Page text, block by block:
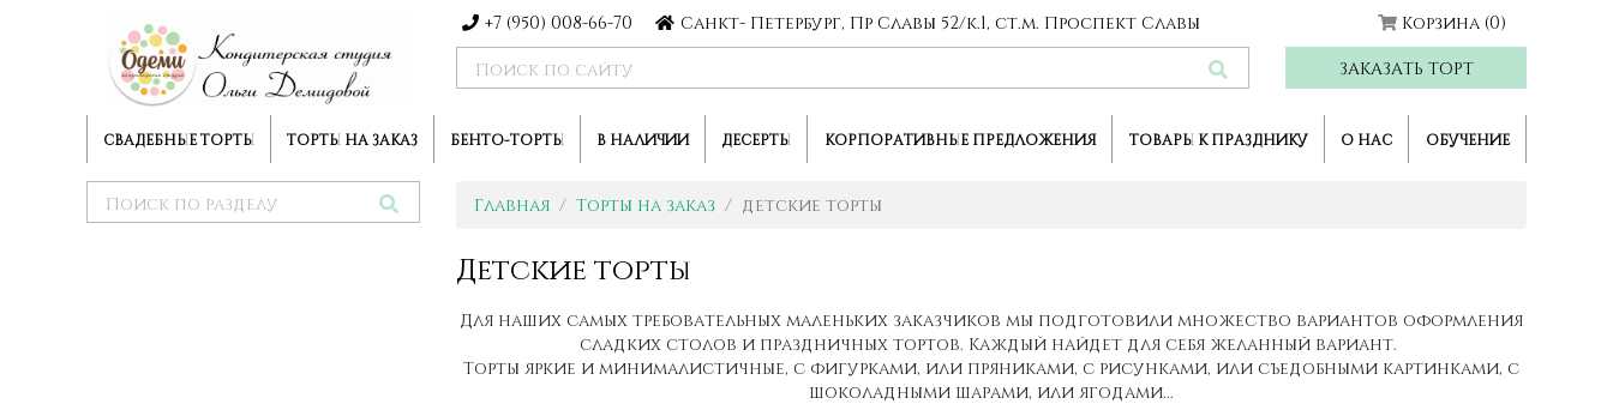
+7 (950) 008-66-70 Санкт- Петербург, Пр Славы 52/к.1, ст.м. Проспект Славы Корзина (0)
ЗАКАЗАТЬ ТОРТ
СВАДЕБНЫЕ ТОРТЫ ТОРТЫ НА ЗАКАЗ БЕНТО-ТОРТЫ В НАЛИЧИИ ДЕСЕРТЫ КОРПОРАТИВНЫЕ ПРЕДЛОЖЕНИЯ ТОВАРЫ К ПРАЗДНИКУ О НАС ОБУЧЕНИЕ
Главная Торты на заказ детские торты
Детские торты
Для наших самых требовательных маленьких заказчиков мы подготовили множество вариантов оформления
сладких столов и праздничных тортов. Каждый найдет для себя желанный вариант.
Торты яркие и минималистичные, с фигурками, или пряниками, с рисунками, или съедобными картинками, с
шоколадными шарами, или ягодами...